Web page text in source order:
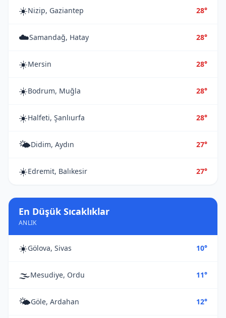
☀️Nizip, Gaziantep 28°
☁️Samandağ, Hatay 28°
☀️Mersin 28°
☀️Bodrum, Muğla 28°
☀️Halfeti, Şanlıurfa 28°
🌤️Didim, Aydın 27°
☀️Edremit, Balıkesir 27°
En Düşük Sıcaklıklar
ANLIK
☀️Gölova, Sivas 10°
🌫️Mesudiye, Ordu 11°
🌤️Göle, Ardahan 12°